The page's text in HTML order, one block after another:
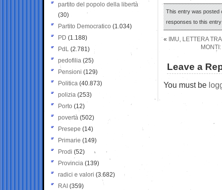
This entry was posted
responses to this
«
IMU, LETTERA
Leave a
You must be
partito del popolo della libertà
(30)
Partito Democratico (1.034)
PD (1.188)
PdL (2.781)
pedofilia (25)
Pensioni (129)
Politica (40.873)
polizia (253)
Porto (12)
povertà (502)
Presepe (14)
Primarie (149)
Prodi (52)
Provincia (139)
radici e valori (3.682)
RAI (359)